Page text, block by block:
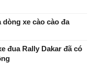
dòng xe cào cào đa
đua Rally Dakar đã có